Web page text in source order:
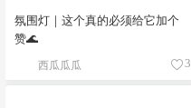
氛围灯｜这个真的必须给它加个
赞🌊
西瓜瓜瓜 3